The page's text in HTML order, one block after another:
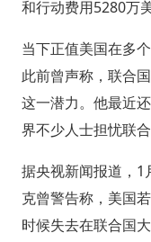
和行动费用5280万美
当下正值美国在多
此前曾声称，联合
这一潜力。他最近
界不少人士担忧联
据央视新闻报道，1
克曾警告称，美国
时候失去在联合国大